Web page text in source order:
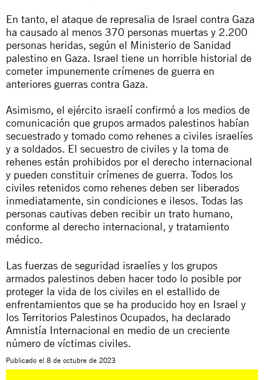
En tanto, el ataque de represalia de Israel contra Gaza
ha causado al menos 370 personas muertas y 2.200
personas heridas, según el Ministerio de Sanidad
palestino en Gaza. Israel tiene un horrible historial de
cometer impunemente crímenes de guerra en
anteriores guerras contra Gaza.
Asimismo, el ejército israelí confirmó a los medios de
comunicación que grupos armados palestinos habían
secuestrado y tomado como rehenes a civiles israelíes
y a soldados. El secuestro de civiles y la toma de
rehenes están prohibidos por el derecho internacional
y pueden constituir crímenes de guerra. Todos los
civiles retenidos como rehenes deben ser liberados
inmediatamente, sin condiciones e ilesos. Todas las
personas cautivas deben recibir un trato humano,
conforme al derecho internacional, y tratamiento
médico.
Las fuerzas de seguridad israelíes y los grupos
armados palestinos deben hacer todo lo posible por
proteger la vida de los civiles en el estallido de
enfrentamientos que se ha producido hoy en Israel y
los Territorios Palestinos Ocupados, ha declarado
Amnistía Internacional en medio de un creciente
número de víctimas civiles.
Publicado el 8 de octubre de 2023